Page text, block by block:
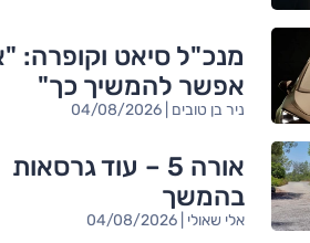
מנכ"ל סיאט וקופרה:
אפשר להמשיך כך"
ניר בן טובים | 04/08/2026
אורה 5 – עוד גרסאות
בהמשך
אלי שאולי | 04/08/2026